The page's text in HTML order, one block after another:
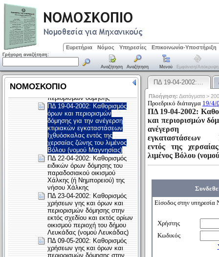
Ευρετήρια Νόμος Υπηρεσίες Επικοινωνία-Υποστήριξη
Γρήγορη αναζήτηση:
Αναζήτηση Αναζήτηση Μενού Εμφάνιση/απόκρυψη
ΠΔ 19-04-2002:…